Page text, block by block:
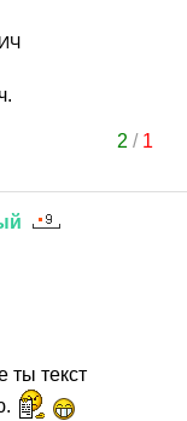
2 / 1
ты текст